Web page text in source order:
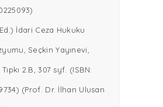
İdari Ceza Hukuku
Seçkin Yayınevi,
2.B, 307 syf. (ISBN:
(Prof. Dr. İlhan Ulusan